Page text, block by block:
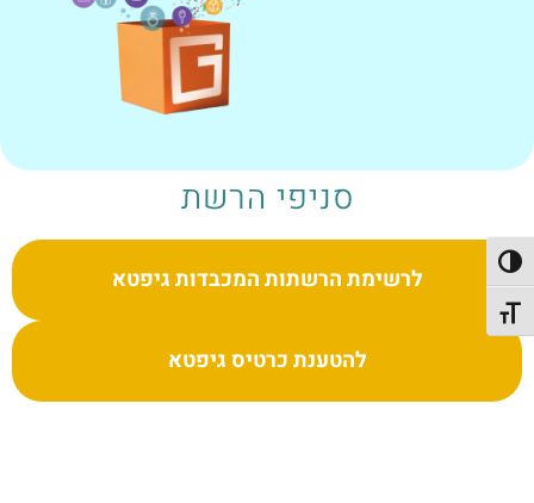
הפעל/כבה ניגודיות גבוהה
מתג גודל גופן
סניפי הרשת
לרשימת הרשתות המכבדות גיפטא
להטענת כרטיס גיפטא